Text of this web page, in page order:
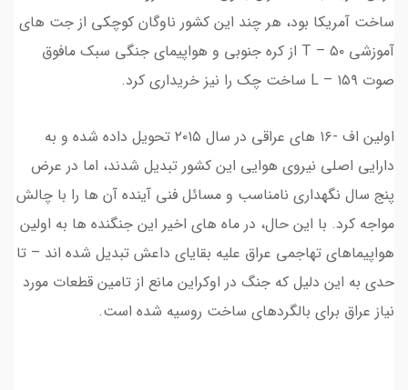
ساخت آمریکا بود، هر چند این کشور ناوگان کوچکی از جت های
آموزشی T – ۵۰ از کره جنوبی و هواپیمای جنگی سبک مافوق
صوت L – ۱۵۹ ساخت چک را نیز خریداری کرد.
اولین اف -۱۶ های عراقی در سال ۲۰۱۵ تحویل داده شده و به
دارایی اصلی نیروی هوایی این کشور تبدیل شدند، اما در عرض
پنج سال نگهداری نامناسب و مسائل فنی آینده آن ها را با چالش
مواجه کرد. با این حال، در ماه های اخیر این جنگنده ها به اولین
هواپیماهای تهاجمی عراق علیه بقایای داعش تبدیل شده اند – تا
حدی به این دلیل که جنگ در اوکراین مانع از تامین قطعات مورد
نیاز عراق برای بالگردهای ساخت روسیه شده است.